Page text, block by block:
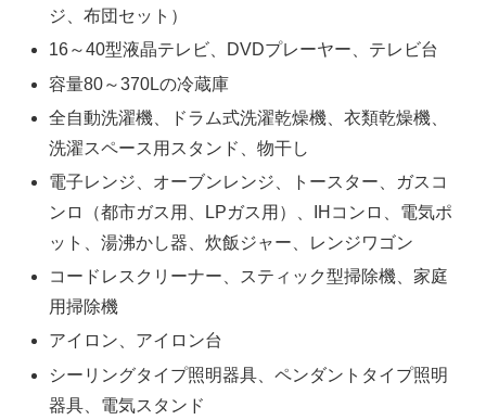
ジ、布団セット）
16～40型液晶テレビ、DVDプレーヤー、テレビ台
容量80～370Lの冷蔵庫
全自動洗濯機、ドラム式洗濯乾燥機、衣類乾燥機、
洗濯スペース用スタンド、物干し
電子レンジ、オーブンレンジ、トースター、ガスコ
ンロ（都市ガス用、LPガス用）、IHコンロ、電気ポ
ット、湯沸かし器、炊飯ジャー、レンジワゴン
コードレスクリーナー、スティック型掃除機、家庭
用掃除機
アイロン、アイロン台
シーリングタイプ照明器具、ペンダントタイプ照明
器具、電気スタンド